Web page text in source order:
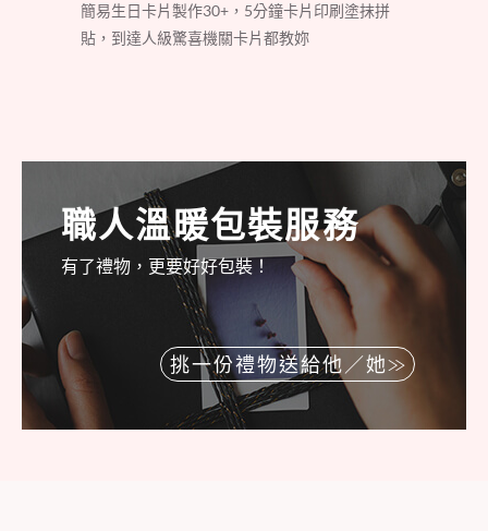
簡易生日卡片製作30+，5分鐘卡片印刷塗抹拼
貼，到達人級驚喜機關卡片都教妳
職人溫暖包裝服務
有了禮物，更要好好包裝！
挑一份禮物送給他／她